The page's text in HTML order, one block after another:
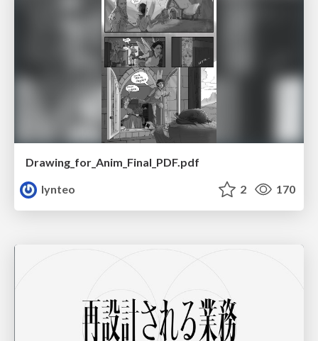
Drawing_for_Anim_Final_PDF.pdf
lynteo
2 170